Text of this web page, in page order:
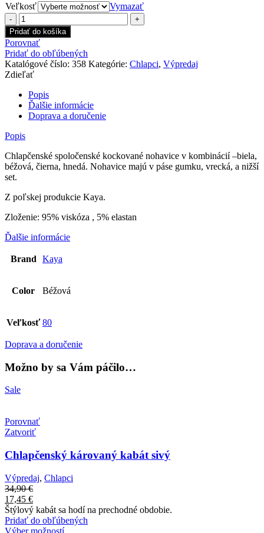
Veľkosť
Vymazať
množstvo
Chlapčenské
kockované
nohavice
béžové
Pridať do košíka
Porovnať
Pridať do obľúbených
Katalógové číslo: 358 Kategórie: Chlapci, Výpredaj
Zdieľať
Popis
Ďalšie informácie
Doprava a doručenie
Popis
Chlapčenské spoločenské kockované nohavice v kombinácií –biela,
béžová, čierna, hnedá. Nohavice majú v páse gumku, vrecká, a nižší
set.
Z poľskej produkcie Kaya.
Zloženie: 95% viskóza , 5% elastan
Ďalšie informácie
Brand Kaya
Color Béžová
Veľkosť 80
Doprava a doručenie
Možno by sa Vám páčilo…
Sale
Porovnať
Zatvoriť
Chlapčenský károvaný kabát sivý
Výpredaj, Chlapci
34,90€
17,45 €
Štýlový kabát sa hodí na prechodné obdobie.
Pridať do obľúbených
Výber možností